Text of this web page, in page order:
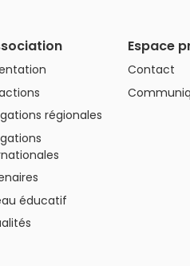
régionales
éducatif
Espace
Contact